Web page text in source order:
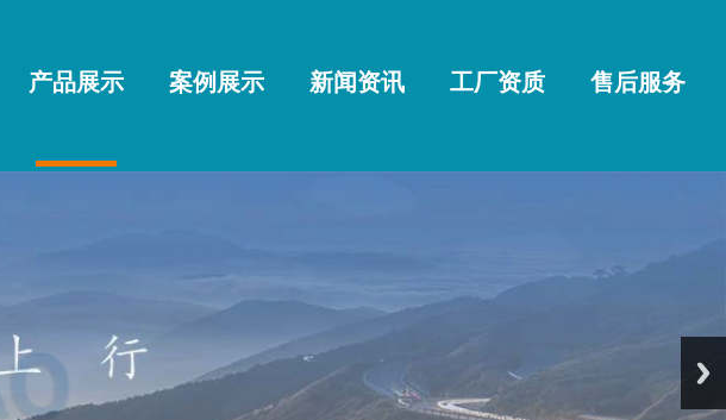
产品展示 案例展示 新闻资讯 工厂资质 售后服务